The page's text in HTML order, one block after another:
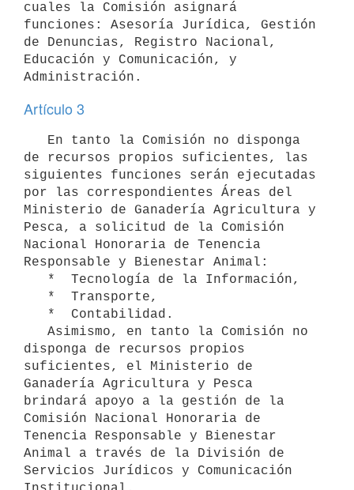
cuales la Comisión asignará
funciones: Asesoría Jurídica, Gestión
de Denuncias, Registro Nacional,
Educación y Comunicación, y
Artículo 3
de recursos propios suficientes, las
siguientes funciones serán ejecutadas
por las correspondientes Áreas del
Ministerio de Ganadería Agricultura y
Pesca, a solicitud de la Comisión
Nacional Honoraria de Tenencia
Responsable y Bienestar Animal:
disponga de recursos propios
suficientes, el Ministerio de
Ganadería Agricultura y Pesca
brindará apoyo a la gestión de la
Comisión Nacional Honoraria de
Tenencia Responsable y Bienestar
Animal a través de la División de
Servicios Jurídicos y Comunicación